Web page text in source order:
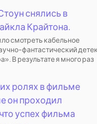
снялись в
Крайтона.
смотреть кабельное
фантастический
В результате я много раз
ролях в фильме
он проходил
успех фильма